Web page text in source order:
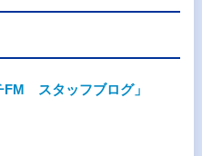
FM スタッフブログ」